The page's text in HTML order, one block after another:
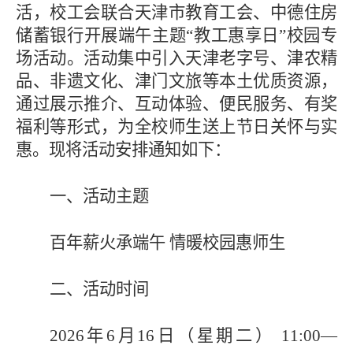
活，校工会联合天津市教育工会、中德住房
储蓄银行开展端午主题“教工惠享日”校园专
场活动。活动集中引入天津老字号、津农精
品、非遗文化、津门文旅等本土优质资源，
通过展示推介、互动体验、便民服务、有奖
福利等形式，为全校师生送上节日关怀与实
惠。现将活动安排通知如下：
一、活动主题
百年薪火承端午 情暖校园惠师生
二、活动时间
2026年6月16日 （星期二） 1 1 :00—